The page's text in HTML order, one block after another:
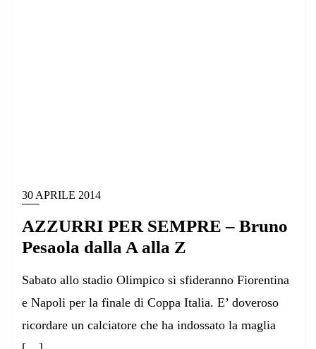
30 APRILE 2014
AZZURRI PER SEMPRE – Bruno
Pesaola dalla A alla Z
Sabato allo stadio Olimpico si sfideranno Fiorentina
e Napoli per la finale di Coppa Italia. E’ doveroso
ricordare un calciatore che ha indossato la maglia